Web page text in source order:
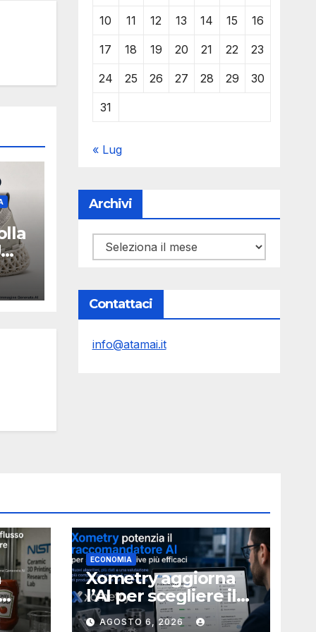
10 11 12 13 14 15 16
17 18 19 20 21 22 23
24 25 26 27 28 29 30
31
« Lug
Archivi
Archivi
Contattaci
info@atamai.it
ECONOMIA
Xometry aggiorna
l’AI per scegliere il
processo produttivo
AGOSTO 6, 2026